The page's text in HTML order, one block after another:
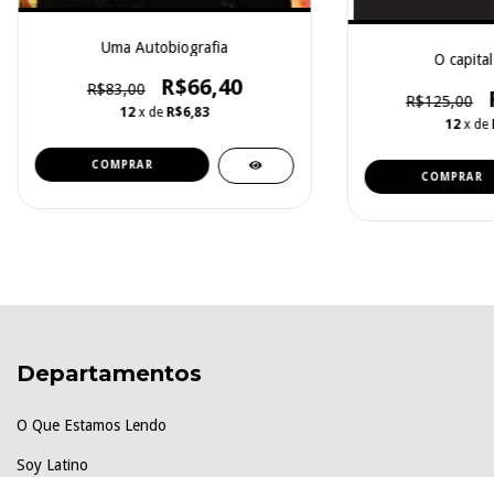
Uma Autobiografia
R$83,00 R$66,40
12 x de R$6,83
O
R$125,00
12 x de
Departamentos
O Que Estamos Lendo
Soy Latino